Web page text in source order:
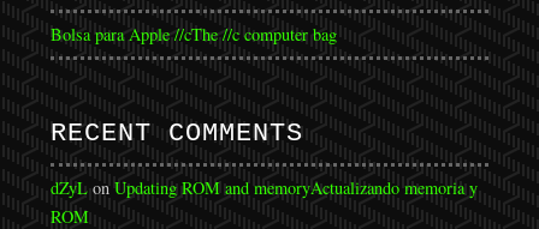
Bolsa para Apple //cThe //c computer bag
RECENT COMMENTS
dZyLon Updating ROM and memoryActualizando memoria y
ROM